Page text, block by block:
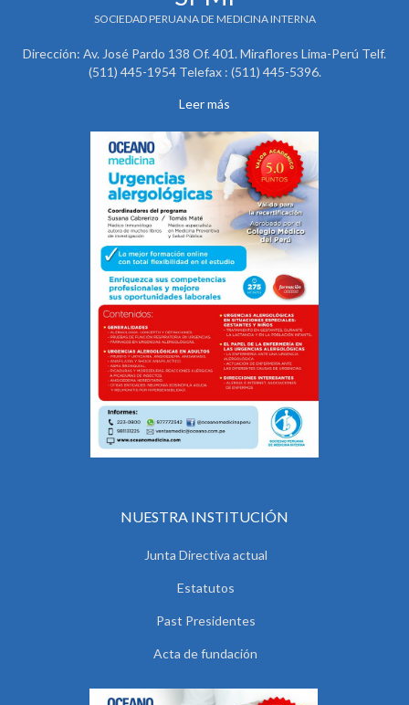
SOCIEDAD PERUANA DE MEDICINA INTERNA
Dirección: Av. José Pardo 138 Of. 401. Miraflores Lima-Perú Telf.
(511) 445-1954 Telefax : (511) 445-5396.
Leer más
NUESTRA INSTITUCIÓN
Junta Directiva actual
Estatutos
Past Presidentes
Acta de fundación